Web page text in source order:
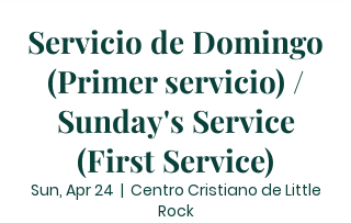
Servicio de Domingo
(Primer servicio) /
Sunday's Service
(First Service)
Sun, Apr 24
  |
Centro Cristiano de Little
Rock